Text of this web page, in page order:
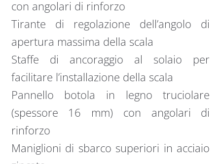
con angolari di rinforzo
Tirante di regolazione dell’angolo di
apertura massima della scala
Staffe di ancoraggio al solaio per
facilitare l’installazione della scala
Pannello botola in legno truciolare
(spessore 16 mm) con angolari di
rinforzo
Maniglioni di sbarco superiori in acciaio